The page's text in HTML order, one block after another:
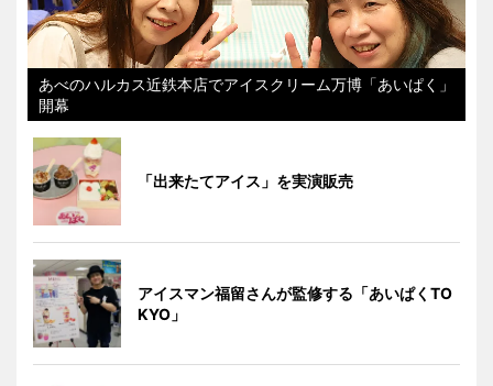
あべのハルカス近鉄本店でアイスクリーム万博「あいぱく」
開幕
「出来たてアイス」を実演販売
アイスマン福留さんが監修する「あいぱくTO
KYO」